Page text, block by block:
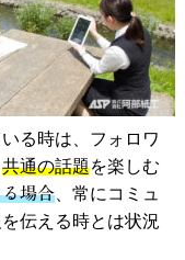
る時は、フォロワ
共通の話題を楽しむ
場合、常にコミュ
伝える時とは状況